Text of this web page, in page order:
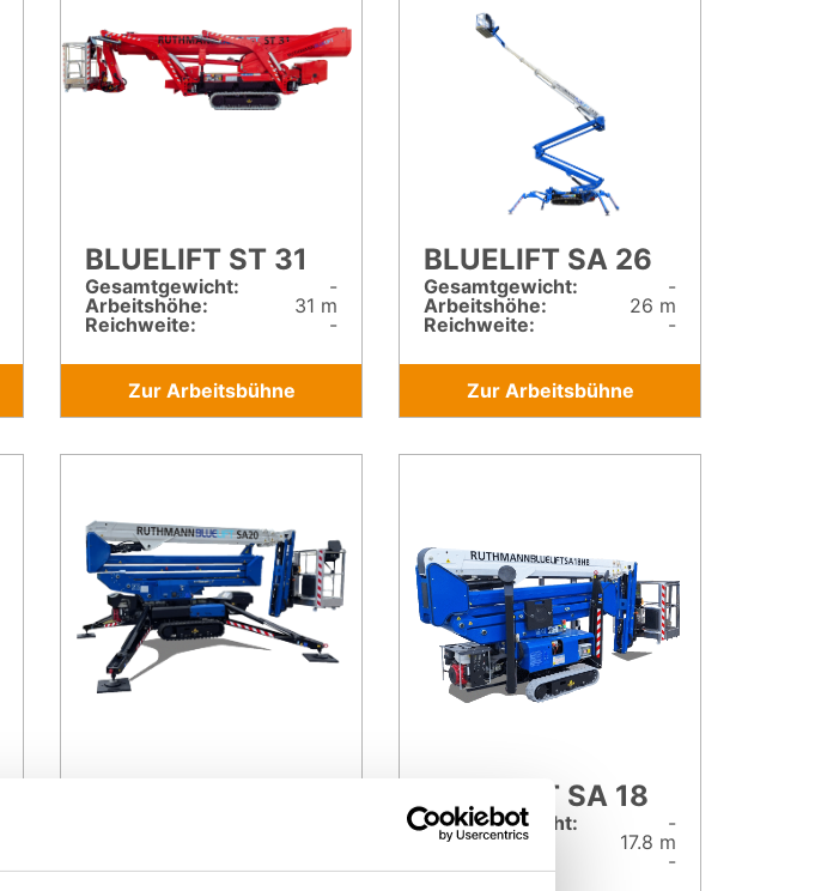
BLUELIFT ST 31
Gesamt­gewicht:
-
Arbeitshöhe:
31 m
Reichweite:
-
Zur Arbeitsbühne
BLUELIFT SA 26
Gesamt­gewicht:
-
Arbeitshöhe:
26 m
Reichweite:
-
Zur Arbeitsbühne
BLUELIFT SA 18
Gesamt­gewicht:
-
Arbeitshöhe:
17.8 m
-